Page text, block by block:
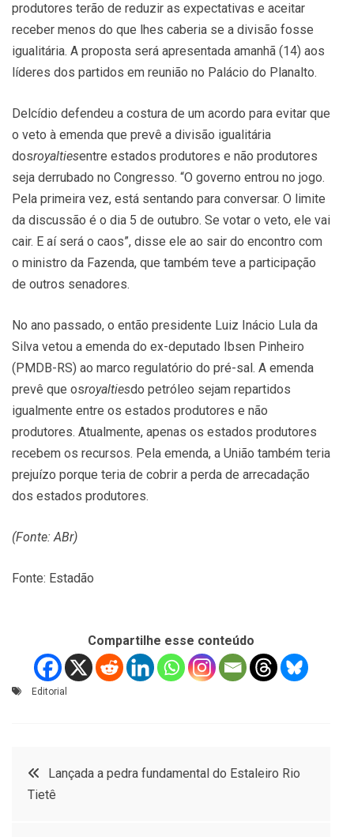
produtores terão de reduzir as expectativas e aceitar
receber menos do que lhes caberia se a divisão fosse
igualitária. A proposta será apresentada amanhã (14) aos
líderes dos partidos em reunião no Palácio do Planalto.
Delcídio defendeu a costura de um acordo para evitar que
o veto à emenda que prevê a divisão igualitária
dosroyaltiesentre estados produtores e não produtores
seja derrubado no Congresso. “O governo entrou no jogo.
Pela primeira vez, está sentando para conversar. O limite
da discussão é o dia 5 de outubro. Se votar o veto, ele vai
cair. E aí será o caos”, disse ele ao sair do encontro com
o ministro da Fazenda, que também teve a participação
de outros senadores.
No ano passado, o então presidente Luiz Inácio Lula da
Silva vetou a emenda do ex-deputado Ibsen Pinheiro
(PMDB-RS) ao marco regulatório do pré-sal. A emenda
prevê que osroyaltiesdo petróleo sejam repartidos
igualmente entre os estados produtores e não
produtores. Atualmente, apenas os estados produtores
recebem os recursos. Pela emenda, a União também teria
prejuízo porque teria de cobrir a perda de arrecadação
dos estados produtores.
(Fonte: ABr)
Fonte: Estadão
Compartilhe esse conteúdo
Editorial
Navegação
Lançada a pedra fundamental do Estaleiro Rio
Tietê